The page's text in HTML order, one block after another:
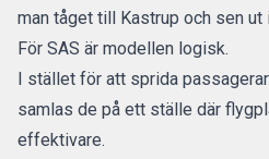
man tåget till Kastrup och sen ut
För SAS är modellen logisk.
I stället för att sprida
samlas de på ett ställe där
effektivare.